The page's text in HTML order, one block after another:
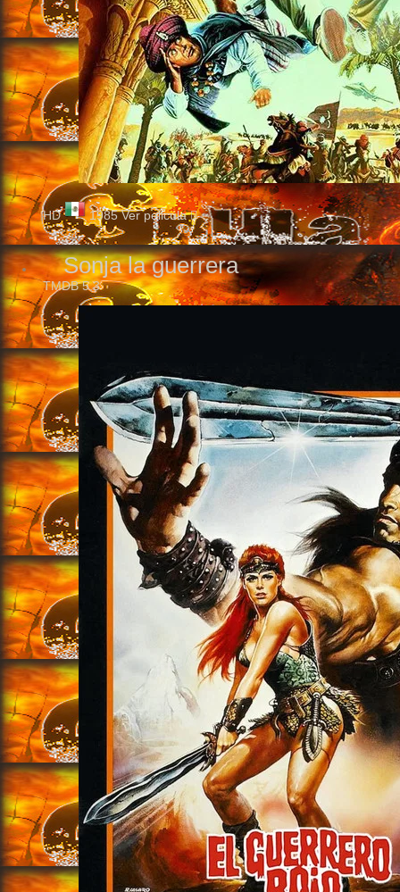
HD 1985 Ver pelicula
Sonja la guerrera
TMDB5.3